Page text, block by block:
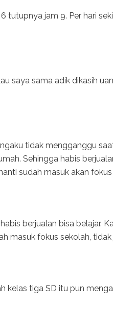
tutupnya jam 9. Per hari
saya sama adik dikasih
tidak mengganggu
Sehingga habis
sudah masuk akan
berjualan bisa belajar.
masuk fokus sekolah, tidak
kelas tiga SD itu pun